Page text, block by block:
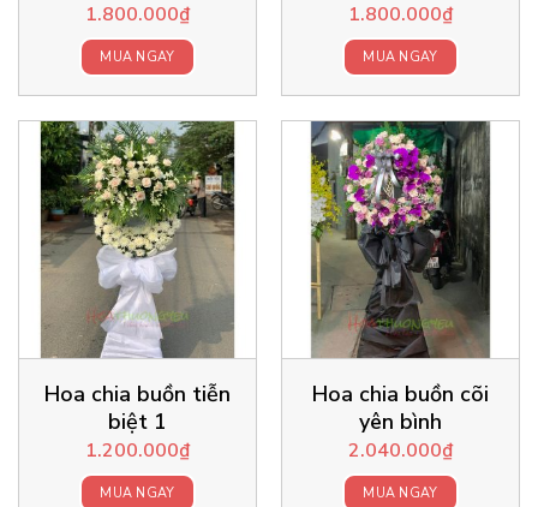
1.800.000₫
MUA NGAY
1.800.000₫
MUA NGAY
Hoa chia buồn tiễn
biệt 1
1.200.000₫
MUA NGAY
Hoa chia buồn cõi
yên bình
2.040.000₫
MUA NGAY